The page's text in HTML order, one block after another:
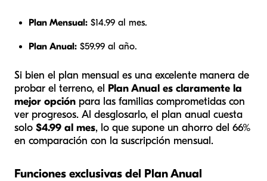
Plan Mensual: $14.99 al mes.
Plan Anual: $59.99 al año.
Si bien el plan mensual es una excelente manera de
probar el terreno, el Plan Anual es claramente la
mejor opción para las familias comprometidas con
ver progresos. Al desglosarlo, el plan anual cuesta
solo $4.99 al mes, lo que supone un ahorro del 66%
en comparación con la suscripción mensual.
Funciones exclusivas del Plan Anual